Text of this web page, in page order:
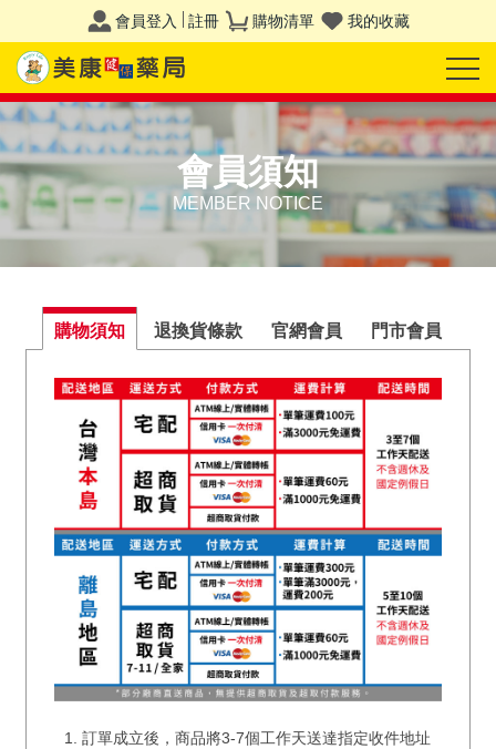
會員登入 註冊 購物清單 我的收藏
會員須知
MEMBER NOTICE
購物須知 退換貨條款 官網會員 門市會員
訂單成立後，商品將3-7個工作天送達指定收件地址